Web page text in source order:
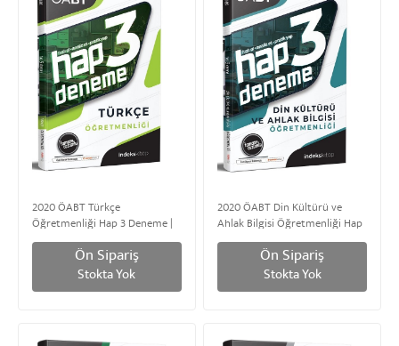
2020 ÖABT Türkçe
Öğretmenliği Hap 3 Deneme |
Tamamı Çözümlü
Ön Sipariş
Stokta Yok
2020 ÖABT Din Kültürü ve
Ahlak Bilgisi Öğretmenliği Hap
3 Deneme | Tamamı Çözümlü
Ön Sipariş
Stokta Yok